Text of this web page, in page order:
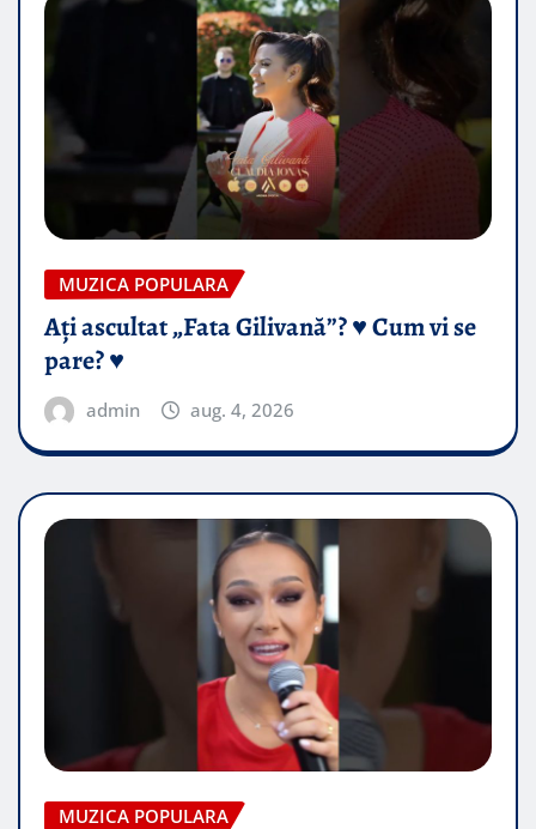
MUZICA POPULARA
Ați ascultat „Fata Gilivană”? ♥️ Cum vi se
pare? ♥️
admin aug. 4, 2026
MUZICA POPULARA